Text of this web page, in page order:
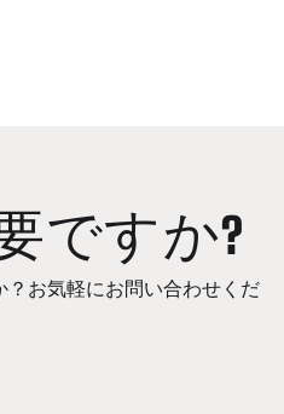
ですか?
？お気軽にお問い合わせくだ